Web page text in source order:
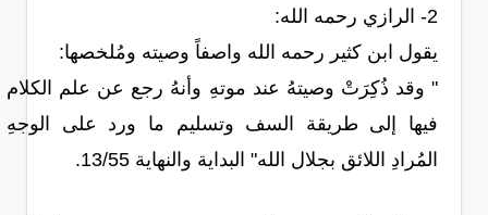
2- الرازي رحمه الله:
يقول ابن كثير رحمه الله واصفاً وصيته ومُلخصها:
" وقد ذُكِرَتْ وصيتهُ عند موتهِ وأنهُ رجع عن علم الكلام
فيها إلى طريقة السف وتسليم ما ورد على الوجهِ
المُرادِ اللائق بجلال الله" البداية والنهاية 13/55.